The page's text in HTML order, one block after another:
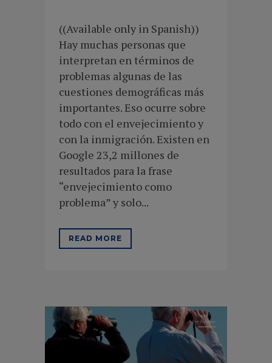
((Available only in Spanish))
Hay muchas personas que
interpretan en términos de
problemas algunas de las
cuestiones demográficas más
importantes. Eso ocurre sobre
todo con el envejecimiento y
con la inmigración. Existen en
Google 23,2 millones de
resultados para la frase
“envejecimiento como
problema” y solo...
READ MORE